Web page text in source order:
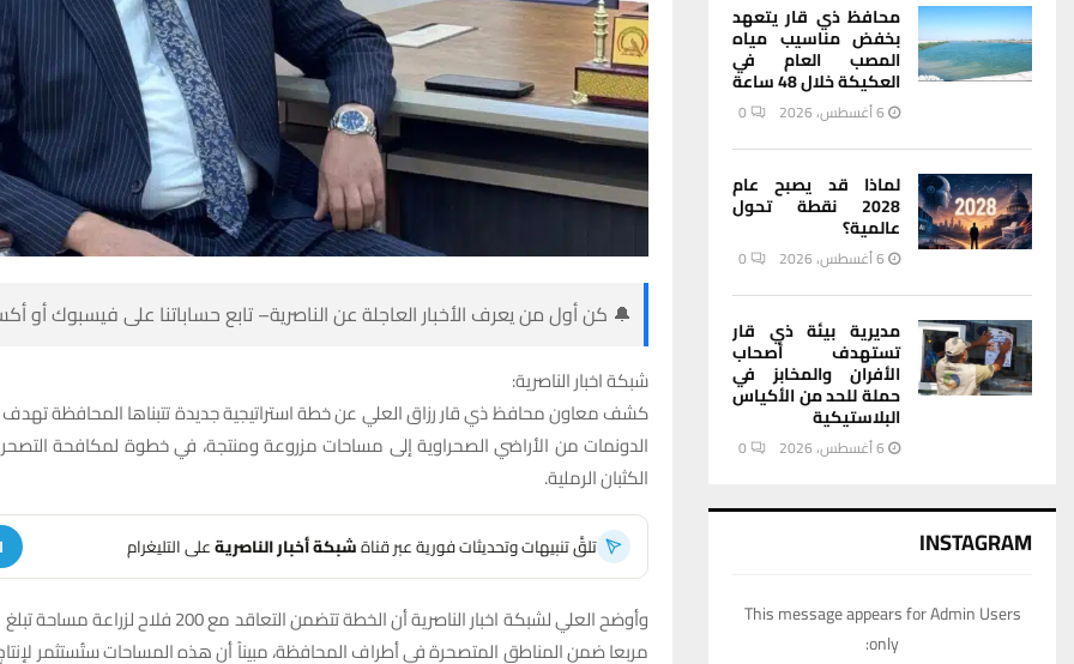
🔔 كن أول من يعرف الأخبار العاجلة عن الناصرية– تابع حساباتنا على فيسبوك أو
شبكة اخبار الناصرية:
كشف معاون محافظ ذي قار رزاق العلي عن خطة استراتيجية جديدة تتبناها المحافظة
الدونمات من الأراضي الصحراوية إلى مساحات مزروعة ومنتجة، في خطوة لمكافحة
الكثبان الرملية.
تلقَّ تنبيهات وتحديثات فورية عبر قناةشبكة أخبار الناصريةعلى التليغرام
مربعا ضمن المناطق المتصحرة في أطراف المحافظة، مبيناً أن هذه المساحات ستُستثمر
محافظ ذي قار يتعهد
بخفض مناسيب مياه
المصب العام في
العكيكة خلال 48 ساعة
6 أغسطس، 2026 0
لماذا قد يصبح عام
2028 نقطة تحول
عالمية؟
6 أغسطس، 2026 0
مديرية بيئة ذي قار
تستهدف أصحاب
الأفران والمخابز في
حملة للحد من الأكياس
البلاستيكية
6 أغسطس، 2026 0
INSTAGRAM
This message appears for Admin Users
only: